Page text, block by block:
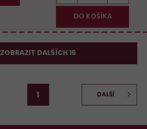
DO KOŠÍKA
ZOBRAZIT DALŠÍCH 16
1 DALŠÍ